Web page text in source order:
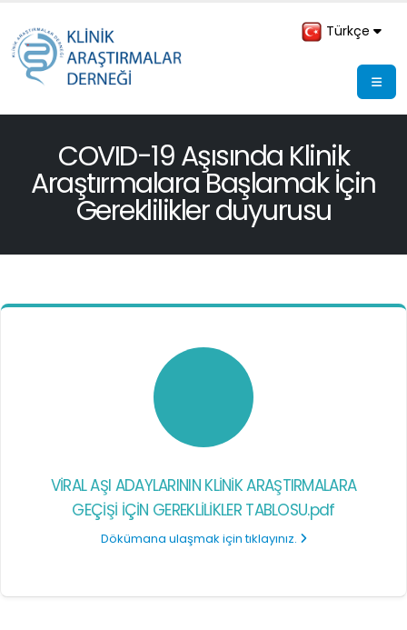
Türkçe
COVID-19 Aşısında Klinik
Araştırmalara Başlamak İçin
Gereklilikler duyurusu
VİRAL AŞI ADAYLARININ KLİNİK ARAŞTIRMALARA
GEÇİŞİ İÇİN GEREKLİLİKLER TABLOSU.pdf
Dökümana ulaşmak için tıklayınız.